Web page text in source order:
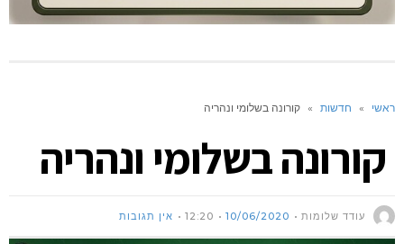
ראשי » חדשות » קורונה בשלומי ונהריה
קורונה בשלומי ונהריה
עודד שלומות 10/06/2020
12:20 אין תגובות